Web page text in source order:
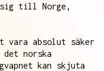
sig till Norge,
vara absolut säker
det norska
kan skjuta